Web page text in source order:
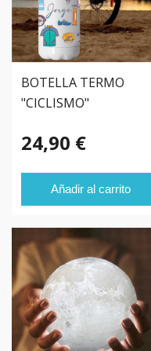
BOTELLA TERMO
"CICLISMO"
24,90 €
Añadir al carrito